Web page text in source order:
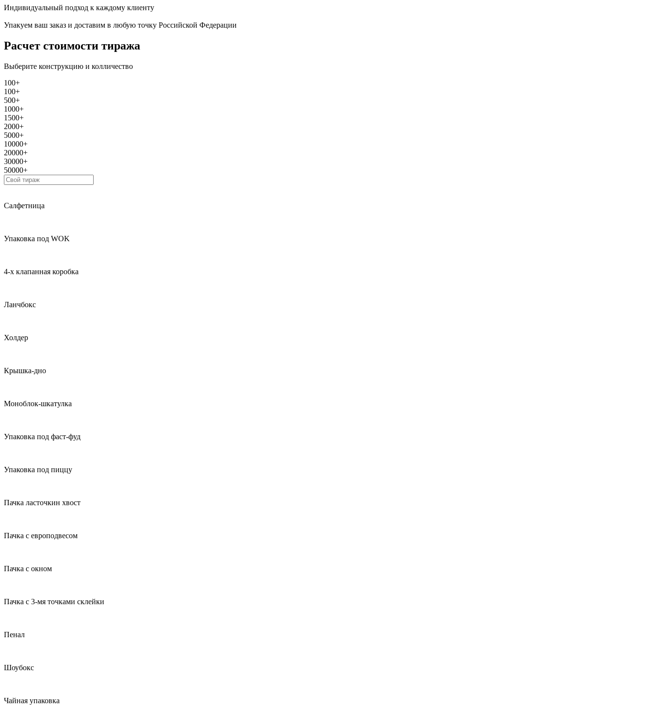
Индивидуальный подход к каждому клиенту
Упакуем ваш заказ и доставим в любую точку Российской Федерации
Расчет стоимости тиража
Выберите конструкцию и колличество
100+
100+
500+
1000+
1500+
2000+
5000+
10000+
20000+
30000+
50000+
Салфетница
Упаковка под WOK
4-х клапанная коробка
Ланчбокс
Холдер
Крышка-дно
Моноблок-шкатулка
Упаковка под фаст-фуд
Упаковка под пиццу
Пачка ласточкин хвост
Пачка с европодвесом
Пачка с окном
Пачка с 3-мя точками склейки
Пенал
Шоубокс
Чайная упаковка